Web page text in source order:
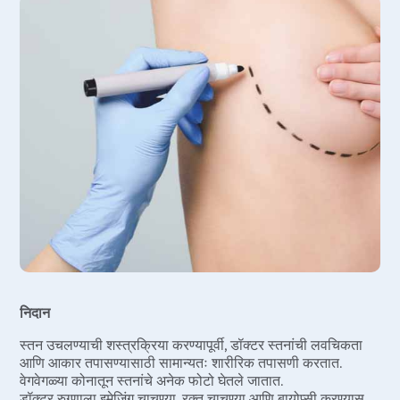
निदान
स्तन उचलण्याची शस्त्रक्रिया करण्यापूर्वी, डॉक्टर स्तनांची लवचिकता
आणि आकार तपासण्यासाठी सामान्यतः शारीरिक तपासणी करतात.
वेगवेगळ्या कोनातून स्तनांचे अनेक फोटो घेतले जातात.